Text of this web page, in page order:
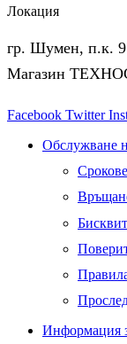
Локация
гр. Шумен, п.к.
Магазин
Facebook Twitter
Обслужване
Информация